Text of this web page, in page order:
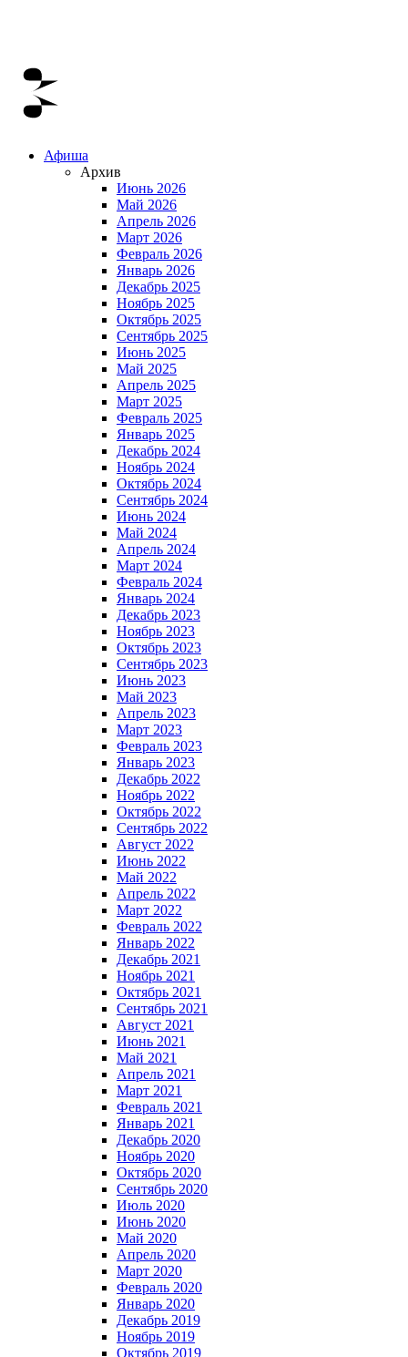
Афиша
Архив
Июнь 2026
Май 2026
Апрель 2026
Март 2026
Февраль 2026
Январь 2026
Декабрь 2025
Ноябрь 2025
Октябрь 2025
Сентябрь 2025
Июнь 2025
Май 2025
Апрель 2025
Март 2025
Февраль 2025
Январь 2025
Декабрь 2024
Ноябрь 2024
Октябрь 2024
Сентябрь 2024
Июнь 2024
Май 2024
Апрель 2024
Март 2024
Февраль 2024
Январь 2024
Декабрь 2023
Ноябрь 2023
Октябрь 2023
Сентябрь 2023
Июнь 2023
Май 2023
Апрель 2023
Март 2023
Февраль 2023
Январь 2023
Декабрь 2022
Ноябрь 2022
Октябрь 2022
Сентябрь 2022
Август 2022
Июнь 2022
Май 2022
Апрель 2022
Март 2022
Февраль 2022
Январь 2022
Декабрь 2021
Ноябрь 2021
Октябрь 2021
Сентябрь 2021
Август 2021
Июнь 2021
Май 2021
Апрель 2021
Март 2021
Февраль 2021
Январь 2021
Декабрь 2020
Ноябрь 2020
Октябрь 2020
Сентябрь 2020
Июль 2020
Июнь 2020
Май 2020
Апрель 2020
Март 2020
Февраль 2020
Январь 2020
Декабрь 2019
Ноябрь 2019
Октябрь 2019